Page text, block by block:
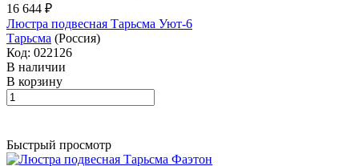
16 644 ₽
Люстра подвесная Тарьсма Уют-6
Тарьсма (Россия)
Код: 022126
В наличии
В корзину
Быстрый просмотр